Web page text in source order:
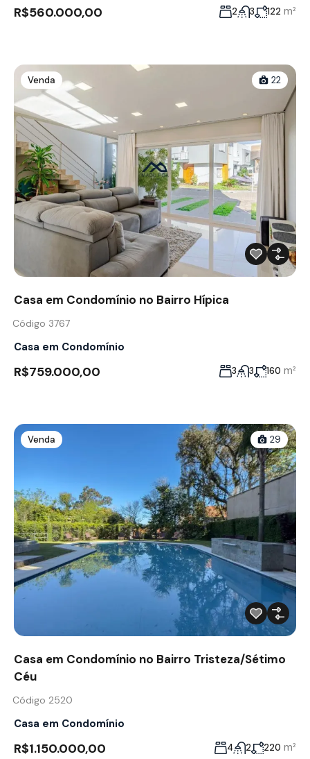
R$560.000,00 2 3 122 m²
Venda 22
Casa em Condomínio no Bairro Hípica
Código 3767
Casa em Condomínio
R$759.000,00 3 3 160 m²
Venda 29
Casa em Condomínio no Bairro Tristeza/Sétimo
Céu
Código 2520
Casa em Condomínio
R$1.150.000,00 4 2 220 m²